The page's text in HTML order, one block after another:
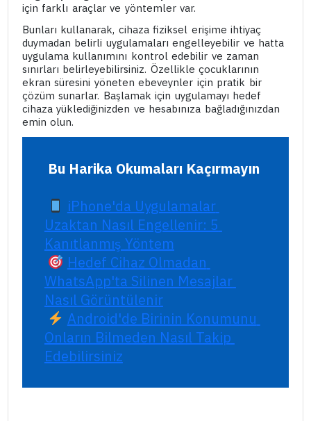
için farklı araçlar ve yöntemler var.
Bunları kullanarak, cihaza fiziksel erişime ihtiyaç
duymadan belirli uygulamaları engelleyebilir ve hatta
uygulama kullanımını kontrol edebilir ve zaman
sınırları belirleyebilirsiniz. Özellikle çocuklarının
ekran süresini yöneten ebeveynler için pratik bir
çözüm sunarlar. Başlamak için uygulamayı hedef
cihaza yüklediğinizden ve hesabınıza bağladığınızdan
emin olun.
Bu Harika Okumaları Kaçırmayın
iPhone'da Uygulamalar
Uzaktan Nasıl Engellenir: 5
Kanıtlanmış Yöntem
Hedef Cihaz Olmadan
WhatsApp'ta Silinen Mesajlar
Nasıl Görüntülenir
Android'de Birinin Konumunu
Onların Bilmeden Nasıl Takip
Edebilirsiniz